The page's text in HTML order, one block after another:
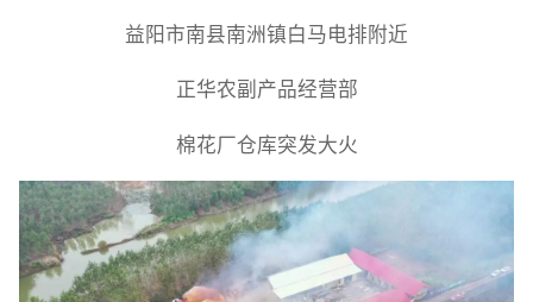
益阳市南县南洲镇白马电排附近
正华农副产品经营部
棉花厂仓库突发大火